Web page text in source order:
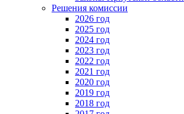
Решения комиссии
2026 год
2025 год
2024 год
2023 год
2022 год
2021 год
2020 год
2019 год
2018 год